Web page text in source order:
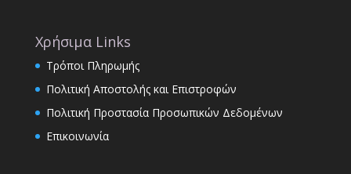
Χρήσιμα Links
Τρόποι Πληρωμής
Πολιτική Αποστολής και Επιστροφών
Πολιτική Προστασία Προσωπικών Δεδομένων
Επικοινωνία